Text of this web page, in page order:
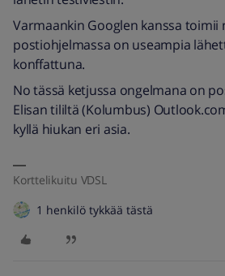
Varmaankin Googlen kanssa toimii
postiohjelmassa on useampia
konffattuna.
No tässä ketjussa ongelmana on
Elisan tililtä (Kolumbus)
kyllä hiukan eri asia.
Korttelikuitu VDSL
1 henkilö tykkää tästä